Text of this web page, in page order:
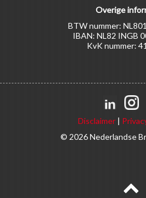
Overige
BTW nummer:
IBAN: NL82 INGB
KvK nummer:
Disclaimer |
© 2026 Nederlandse